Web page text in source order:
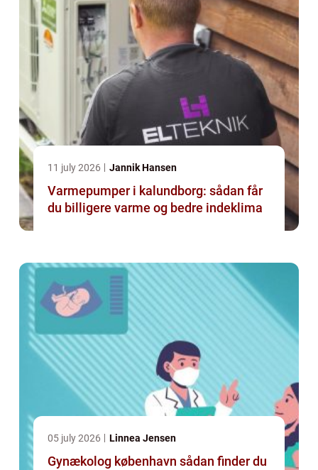
11 july 2026 Jannik Hansen
Varmepumper i kalundborg: sådan får
du billigere varme og bedre indeklima
05 july 2026 Linnea Jensen
Gynækolog københavn sådan finder du